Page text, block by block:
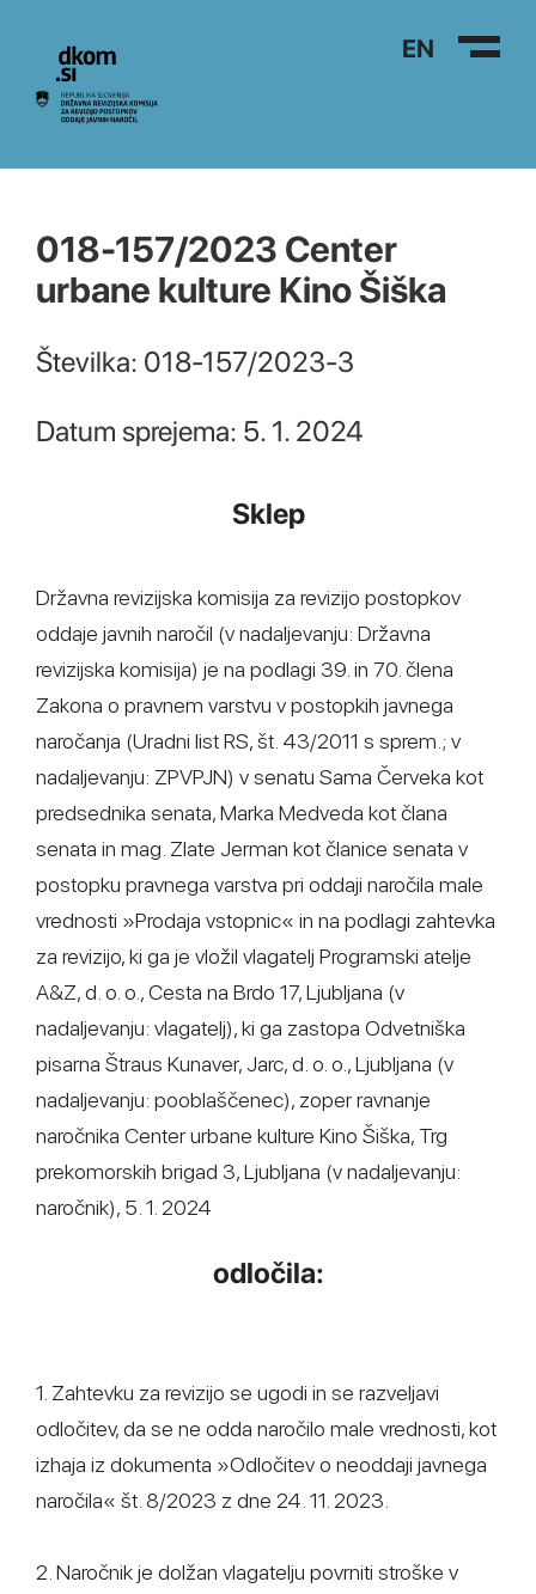
Na vsebino EN
018-157/2023 Center
urbane kulture Kino Šiška
Številka: 018-157/2023-3
Datum sprejema: 5. 1. 2024
Sklep
Državna revizijska komisija za revizijo postopkov
oddaje javnih naročil (v nadaljevanju: Državna
revizijska komisija) je na podlagi 39. in 70. člena
Zakona o pravnem varstvu v postopkih javnega
naročanja (Uradni list RS, št. 43/2011 s sprem.; v
nadaljevanju: ZPVPJN) v senatu Sama Červeka kot
predsednika senata, Marka Medveda kot člana
senata in mag. Zlate Jerman kot članice senata v
postopku pravnega varstva pri oddaji naročila male
vrednosti »Prodaja vstopnic« in na podlagi zahtevka
za revizijo, ki ga je vložil vlagatelj Programski atelje
A&Z, d. o. o., Cesta na Brdo 17, Ljubljana (v
nadaljevanju: vlagatelj), ki ga zastopa Odvetniška
pisarna Štraus Kunaver, Jarc, d. o. o., Ljubljana (v
nadaljevanju: pooblaščenec), zoper ravnanje
naročnika Center urbane kulture Kino Šiška, Trg
prekomorskih brigad 3, Ljubljana (v nadaljevanju:
naročnik), 5. 1. 2024
odločila:
1. Zahtevku za revizijo se ugodi in se razveljavi
odločitev, da se ne odda naročilo male vrednosti, kot
izhaja iz dokumenta »Odločitev o neoddaji javnega
naročila« št. 8/2023 z dne 24. 11. 2023.
2. Naročnik je dolžan vlagatelju povrniti stroške v